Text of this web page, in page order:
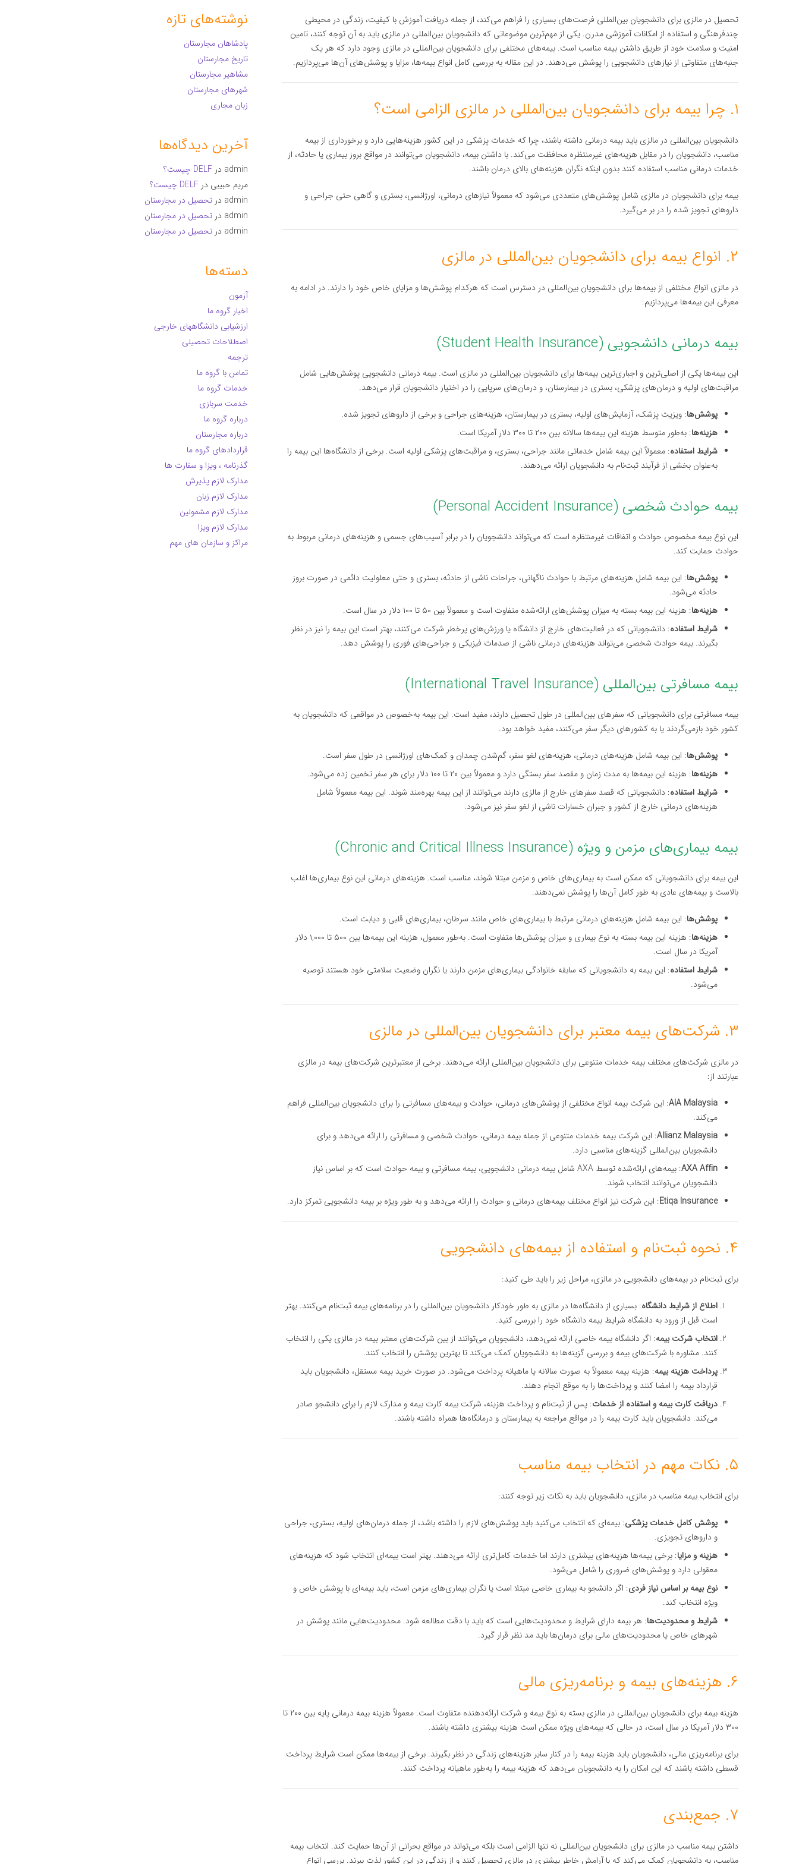
تحصیل در مالزی برای دانشجویان بین‌المللی فرصت‌های بسیاری را فراهم می‌کند، از جمله دریافت آموزش با کیفیت، زندگی در محیطی
چندفرهنگی و استفاده از امکانات آموزشی مدرن. یکی از مهم‌ترین موضوعاتی که دانشجویان بین‌المللی در مالزی باید به آن توجه کنند، تامین
امنیت و سلامت خود از طریق داشتن بیمه مناسب است. بیمه‌های مختلفی برای دانشجویان بین‌المللی در مالزی وجود دارد که هر یک
جنبه‌های متفاوتی از نیازهای دانشجویی را پوشش می‌دهند. در این مقاله به بررسی کامل انواع بیمه‌ها، مزایا و پوشش‌های آن‌ها می‌پردازیم.
۱. چرا بیمه برای دانشجویان بین‌المللی در مالزی الزامی است؟
دانشجویان بین‌المللی در مالزی باید بیمه درمانی داشته باشند، چرا که خدمات پزشکی در این کشور هزینه‌هایی دارد و برخورداری از بیمه
مناسب، دانشجویان را در مقابل هزینه‌های غیرمنتظره محافظت می‌کند. با داشتن بیمه، دانشجویان می‌توانند در مواقع بروز بیماری یا حادثه، از
خدمات درمانی مناسب استفاده کنند بدون اینکه نگران هزینه‌های بالای درمان باشند.
بیمه برای دانشجویان در مالزی شامل پوشش‌های متعددی می‌شود که معمولاً نیازهای درمانی، اورژانسی، بستری و گاهی حتی جراحی و
داروهای تجویز شده را در بر می‌گیرد.
۲. انواع بیمه برای دانشجویان بین‌المللی در مالزی
در مالزی انواع مختلفی از بیمه‌ها برای دانشجویان بین‌المللی در دسترس است که هرکدام پوشش‌ها و مزایای خاص خود را دارند. در ادامه به
معرفی این بیمه‌ها می‌پردازیم:
بیمه درمانی دانشجویی (Student Health Insurance)
این بیمه‌ها یکی از اصلی‌ترین و اجباری‌ترین بیمه‌ها برای دانشجویان بین‌المللی در مالزی است. بیمه درمانی دانشجویی پوشش‌هایی شامل
مراقبت‌های اولیه و درمان‌های پزشکی، بستری در بیمارستان، و درمان‌های سرپایی را در اختیار دانشجویان قرار می‌دهد.
پوشش‌ها: ویزیت پزشک، آزمایش‌های اولیه، بستری در بیمارستان، هزینه‌های جراحی و برخی از داروهای تجویز شده.
هزینه‌ها: به‌طور متوسط هزینه این بیمه‌ها سالانه بین ۲۰۰ تا ۳۰۰ دلار آمریکا است.
شرایط استفاده: معمولاً این بیمه شامل خدماتی مانند جراحی، بستری، و مراقبت‌های پزشکی اولیه است. برخی از دانشگاه‌ها این بیمه را
به‌عنوان بخشی از فرآیند ثبت‌نام به دانشجویان ارائه می‌دهند.
بیمه حوادث شخصی (Personal Accident Insurance)
این نوع بیمه مخصوص حوادث و اتفاقات غیرمنتظره است که می‌تواند دانشجویان را در برابر آسیب‌های جسمی و هزینه‌های درمانی مربوط به
حوادث حمایت کند.
پوشش‌ها: این بیمه شامل هزینه‌های مرتبط با حوادث ناگهانی، جراحات ناشی از حادثه، بستری و حتی معلولیت دائمی در صورت بروز
حادثه می‌شود.
هزینه‌ها: هزینه این بیمه بسته به میزان پوشش‌های ارائه‌شده متفاوت است و معمولاً بین ۵۰ تا ۱۰۰ دلار در سال است.
شرایط استفاده: دانشجویانی که در فعالیت‌های خارج از دانشگاه یا ورزش‌های پرخطر شرکت می‌کنند، بهتر است این بیمه را نیز در نظر
بگیرند. بیمه حوادث شخصی می‌تواند هزینه‌های درمانی ناشی از صدمات فیزیکی و جراحی‌های فوری را پوشش دهد.
بیمه مسافرتی بین‌المللی (International Travel Insurance)
بیمه مسافرتی برای دانشجویانی که سفرهای بین‌المللی در طول تحصیل دارند، مفید است. این بیمه به‌خصوص در مواقعی که دانشجویان به
کشور خود بازمی‌گردند یا به کشورهای دیگر سفر می‌کنند، مفید خواهد بود.
پوشش‌ها: این بیمه شامل هزینه‌های درمانی، هزینه‌های لغو سفر، گم‌شدن چمدان و کمک‌های اورژانسی در طول سفر است.
هزینه‌ها: هزینه این بیمه‌ها به مدت زمان و مقصد سفر بستگی دارد و معمولاً بین ۲۰ تا ۱۰۰ دلار برای هر سفر تخمین زده می‌شود.
شرایط استفاده: دانشجویانی که قصد سفرهای خارج از مالزی دارند می‌توانند از این بیمه بهره‌مند شوند. این بیمه معمولاً شامل
هزینه‌های درمانی خارج از کشور و جبران خسارات ناشی از لغو سفر نیز می‌شود.
بیمه بیماری‌های مزمن و ویژه (Chronic and Critical Illness Insurance)
این بیمه برای دانشجویانی که ممکن است به بیماری‌های خاص و مزمن مبتلا شوند، مناسب است. هزینه‌های درمانی این نوع بیماری‌ها اغلب
بالاست و بیمه‌های عادی به طور کامل آن‌ها را پوشش نمی‌دهند.
پوشش‌ها: این بیمه شامل هزینه‌های درمانی مرتبط با بیماری‌های خاص مانند سرطان، بیماری‌های قلبی و دیابت است.
هزینه‌ها
: هزینه این بیمه بسته به نوع بیماری و میزان پوشش‌ها متفاوت است. به‌طور معمول، هزینه این بیمه‌ها بین ۵۰۰ تا ۱,۰۰۰ دلار
آمریکا در سال است.
شرایط استفاده: این بیمه به دانشجویانی که سابقه خانوادگی بیماری‌های مزمن دارند یا نگران وضعیت سلامتی خود هستند توصیه
می‌شود.
۳. شرکت‌های بیمه معتبر برای دانشجویان بین‌المللی در مالزی
در مالزی شرکت‌های مختلف بیمه خدمات متنوعی برای دانشجویان بین‌المللی ارائه می‌دهند. برخی از معتبرترین شرکت‌های بیمه در مالزی
عبارتند از:
AIA Malaysia: این شرکت بیمه انواع مختلفی از پوشش‌های درمانی، حوادث و بیمه‌های مسافرتی را برای دانشجویان بین‌المللی فراهم
می‌کند.
Allianz Malaysia: این شرکت بیمه خدمات متنوعی از جمله بیمه درمانی، حوادث شخصی و مسافرتی را ارائه می‌دهد و برای
دانشجویان بین‌المللی گزینه‌های مناسبی دارد.
AXA Affin
: بیمه‌های ارائه‌شده توسط AXA شامل بیمه درمانی دانشجویی، بیمه مسافرتی و بیمه حوادث است که بر اساس نیاز
دانشجویان می‌توانند انتخاب شوند.
Etiqa Insurance: این شرکت نیز انواع مختلف بیمه‌های درمانی و حوادث را ارائه می‌دهد و به طور ویژه بر بیمه دانشجویی تمرکز دارد.
۴. نحوه ثبت‌نام و استفاده از بیمه‌های دانشجویی
برای ثبت‌نام در بیمه‌های دانشجویی در مالزی، مراحل زیر را باید طی کنید:
اطلاع از شرایط دانشگاه: بسیاری از دانشگاه‌ها در مالزی به طور خودکار دانشجویان بین‌المللی را در برنامه‌های بیمه ثبت‌نام می‌کنند. بهتر
است قبل از ورود به دانشگاه شرایط بیمه دانشگاه خود را بررسی کنید.
انتخاب شرکت بیمه: اگر دانشگاه بیمه خاصی ارائه نمی‌دهد، دانشجویان می‌توانند از بین شرکت‌های معتبر بیمه در مالزی یکی را انتخاب
کنند. مشاوره با شرکت‌های بیمه و بررسی گزینه‌ها به دانشجویان کمک می‌کند تا بهترین پوشش را انتخاب کنند.
پرداخت هزینه بیمه: هزینه بیمه معمولاً به صورت سالانه یا ماهیانه پرداخت می‌شود. در صورت خرید بیمه مستقل، دانشجویان باید
قرارداد بیمه را امضا کنند و پرداخت‌ها را به موقع انجام دهند.
دریافت کارت بیمه و استفاده از خدمات: پس از ثبت‌نام و پرداخت هزینه، شرکت بیمه کارت بیمه و مدارک لازم را برای دانشجو صادر
می‌کند. دانشجویان باید کارت بیمه را در مواقع مراجعه به بیمارستان و درمانگاه‌ها همراه داشته باشند.
۵. نکات مهم در انتخاب بیمه مناسب
برای انتخاب بیمه مناسب در مالزی، دانشجویان باید به نکات زیر توجه کنند:
پوشش کامل خدمات پزشکی: بیمه‌ای که انتخاب می‌کنید باید پوشش‌های لازم را داشته باشد، از جمله درمان‌های اولیه، بستری، جراحی
و داروهای تجویزی.
هزینه و مزایا: برخی بیمه‌ها هزینه‌های بیشتری دارند اما خدمات کامل‌تری ارائه می‌دهند. بهتر است بیمه‌ای انتخاب شود که هزینه‌های
معقولی دارد و پوشش‌های ضروری را شامل می‌شود.
نوع بیمه بر اساس نیاز فردی: اگر دانشجو به بیماری خاصی مبتلا است یا نگران بیماری‌های مزمن است، باید بیمه‌ای با پوشش خاص و
ویژه انتخاب کند.
شرایط و محدودیت‌ها: هر بیمه دارای شرایط و محدودیت‌هایی است که باید با دقت مطالعه شود. محدودیت‌هایی مانند پوشش در
شهرهای خاص یا محدودیت‌های مالی برای درمان‌ها باید مد نظر قرار گیرد.
۶. هزینه‌های بیمه و برنامه‌ریزی مالی
هزینه بیمه برای دانشجویان بین‌المللی در مالزی بسته به نوع بیمه و شرکت ارائه‌دهنده متفاوت است. معمولاً هزینه بیمه درمانی پایه بین ۲۰۰ تا
۳۰۰ دلار آمریکا در سال است، در حالی که بیمه‌های ویژه ممکن است هزینه بیشتری داشته باشند.
برای برنامه‌ریزی مالی، دانشجویان باید هزینه بیمه را در کنار سایر هزینه‌های زندگی در نظر بگیرند. برخی از بیمه‌ها ممکن است شرایط پرداخت
قسطی داشته باشند که این امکان را به دانشجویان می‌دهد که هزینه بیمه را به‌طور ماهیانه پرداخت کنند.
۷. جمع‌بندی
داشتن بیمه مناسب در مالزی برای دانشجویان بین‌المللی نه تنها الزامی است بلکه می‌تواند در مواقع بحرانی از آن‌ها حمایت کند. انتخاب بیمه
مناسب، به دانشجویان کمک می‌کند که با آرامش خاطر بیشتری در مالزی تحصیل کنند و از زندگی در این کشور لذت ببرند. بررسی انواع
نوشته‌های تازه
پادشاهان مجارستان
تاریخ مجارستان
مشاهیر مجارستان
شهرهای مجارستان
زبان مجاری
آخرین دیدگاه‌ها
admin در DELF چیست؟
مریم حبیبی در DELF چیست؟
admin در تحصیل در مجارستان
admin در تحصیل در مجارستان
admin در تحصیل در مجارستان
دسته‌ها
آزمون
اخبار گروه ما
ارزشیابی دانشگاههای خارجی
اصطلاحات تحصیلی
ترجمه
تماس با گروه ما
خدمات گروه ما
خدمت سربازی
درباره گروه ما
درباره مجارستان
قراردادهای گروه ما
گذرنامه ، ویزا و سفارت ها
مدارک لازم پذیرش
مدارک لازم زبان
مدارک لازم مشمولین
مدارک لازم ویزا
مراکز و سازمان های مهم